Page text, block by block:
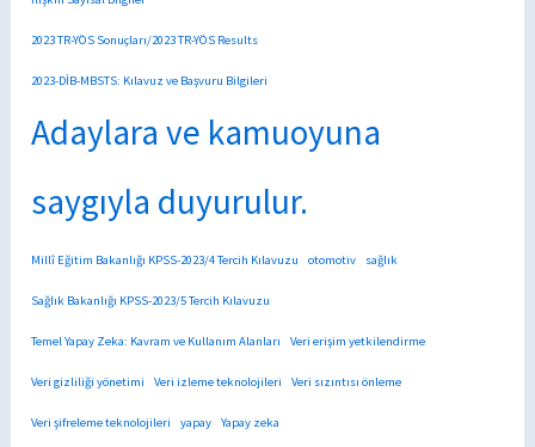
2023 TR-YÖS Sonuçları/2023 TR-YÖS Results
2023-DİB-MBSTS: Kılavuz ve Başvuru Bilgileri
Adaylara ve kamuoyuna
saygıyla duyurulur.
Millî Eğitim Bakanlığı KPSS-2023/4 Tercih Kılavuzu otomotiv sağlık
Sağlık Bakanlığı KPSS-2023/5 Tercih Kılavuzu
Temel Yapay Zeka: Kavram ve Kullanım Alanları Veri erişim yetkilendirme
Veri gizliliği yönetimi Veri izleme teknolojileri Veri sızıntısı önleme
Veri şifreleme teknolojileri yapay Yapay zeka